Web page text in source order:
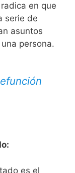
en que
serie de
asuntos
persona.
es el